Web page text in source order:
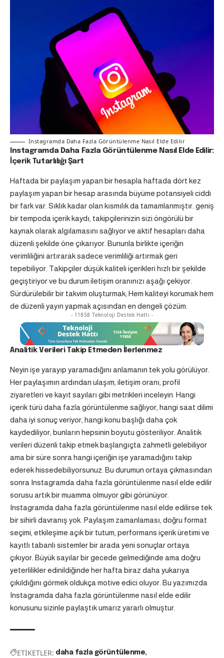
Instagramda Daha Fazla Görüntülenme Nasıl Elde Edilir
Instagramda Daha Fazla Görüntülenme Nasıl Elde Edilir:
İçerik Tutarlılığı Şart
Haftada bir paylaşım yapan bir hesapla haftada dört kez
paylaşım yapan bir hesap arasında büyüme potansiyeli ciddi
bir fark var. Sıklık kadar olan kısmılık da tamamlanmıştır. geniş
bir tempoda içerik kaydı, takipçilerinizin sizi öngörülü bir
kaynak olarak algılamasını sağlıyor ve aktif hesapları daha
düzenli şekilde öne çıkarıyor. Bununla birlikte içeriğin
verimliliğini artırarak sadece verimliliği artırmak geri
tepebiliyor. Takipçiler düşük kaliteli içerikleri hızlı bir şekilde
geçiştiriyor ve bu durum iletişim oranınızı aşağı çekiyor.
Sürdürülebilir bir takvim oluşturmak; Hem kaliteyi korumak hem
de düzenli yayın yapmak açısından en dengeli çözüm.
- 11858 Teknoloji Destek Hattı -
Analitik Verileri Takip Etmeden İlerlenmez
Neyin işe yarayıp yaramadığını anlamanın tek yolu görülüyor.
Her paylaşımın ardından ulaşım, iletişim oranı, profil
ziyaretleri ve kayıt sayıları gibi metrikleri inceleyin. Hangi
içerik türü daha fazla görüntülenme sağlıyor, hangi saat dilimi
daha iyi sonuç veriyor, hangi konu başlığı daha çok
kaydediliyor; bunların hepsinin boyutu gösteriliyor. Analitik
verileri düzenli takip etmek başlangıçta zahmetli gelebiliyor
ama bir süre sonra hangi içeriğin işe yaramadığını takip
ederek hissedebiliyorsunuz. Bu durumun ortaya çıkmasından
sonra Instagramda daha fazla görüntülenme nasıl elde edilir
sorusu artık bir muamma olmuyor gibi görünüyor.
Instagramda daha fazla görüntülenme nasıl elde edilirse tek
bir sihirli davranış yok. Paylaşım zamanlaması, doğru format
seçimi, etkileşime açık bir tutum, performans içerik üretimi ve
kayıtlı tabanlı sistemler bir arada yeni sonuçlar ortaya
çıkıyor. Büyük sayılar bir gecede gelmediğinde ama doğru
yeterlilikler edinildiğinde her hafta biraz daha yukarıya
çıkıldığını görmek oldukça motive edici oluyor. Bu yazımızda
Instagramda daha fazla görüntülenme nasıl elde edilir
konusunu sizinle paylaştık umarız yararlı olmuştur.
ETİKETLER: daha fazla görüntülenme